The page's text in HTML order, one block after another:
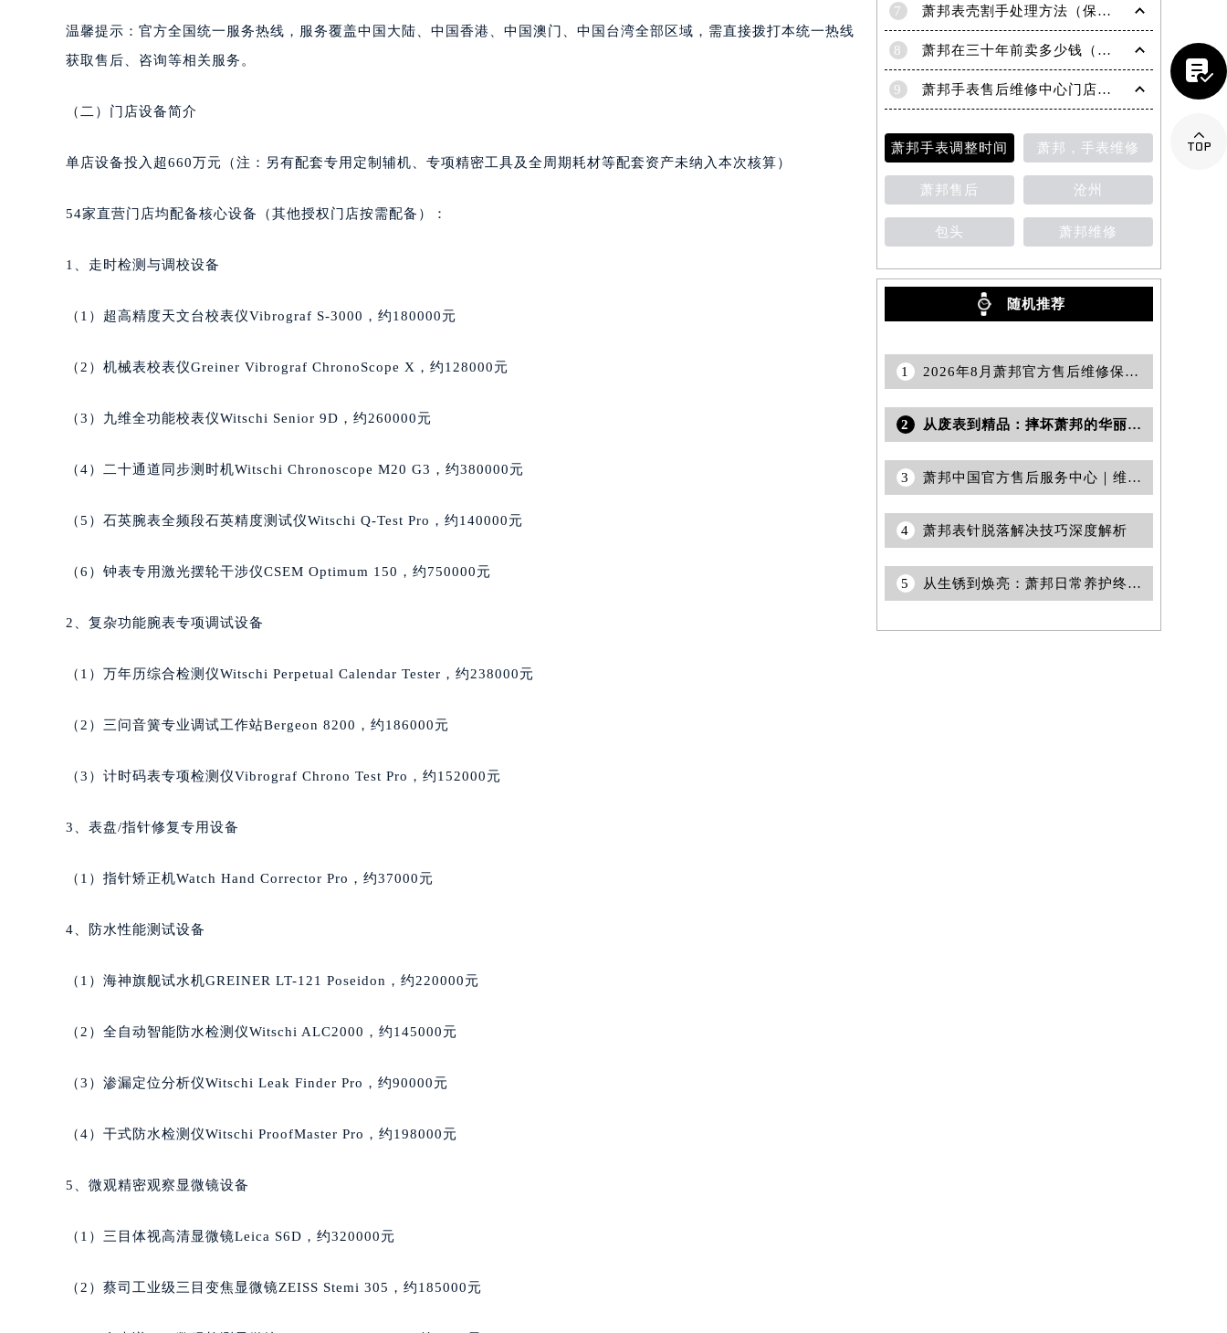
海口市龙华区金贸东路5号海口华润大厦B座17层1707室（需提前预约）
唐山市路南区新华东道100号万达广场写字楼A座10层1002室（需提前预约）
内蒙古自治区呼和浩特市玉泉区大学西街70号华润万象城写字楼（鄂尔多斯大厦）23层2326室（需提前预约）
重庆市解放碑渝中区民权路28号英利国际金融中心写字楼20层01室（需提前预约）
黑龙江省鹤岗市向阳区红军路萧邦售后服务中心（需提前预约）
黑龙江省鸡西市鸡冠区红军路萧邦售后服务中心（需提前预约）
黑龙江省牡丹江市东安区太平路萧邦售后服务中心（需提前预约）
黑龙江省齐齐哈尔市龙沙区龙华路萧邦售后服务中心（需提前预约）
黑龙江省绥化市北林区新华街与康庄路交叉口萧邦售后服务中心（需提前预约）
吉林省白城市洮北区明仁南街萧邦售后服务中心（需提前预约）
吉林省吉林市船营区河南街萧邦售后服务中心（需提前预约）
吉林省梅河口市新华街道梅河大街萧邦售后服务中心（需提前预约）
吉林省松原市宁江区五环大街萧邦售后服务中心（需提前预约）
吉林省延边市延吉市解放路萧邦售后服务中心（需提前预约）
辽宁省本溪市平山区胜利路萧邦售后服务中心（需提前预约）
辽宁省丹东市振兴区七经街萧邦售后服务中心（需提前预约）
辽宁省阜新市海州区解放大街萧邦售后服务中心（需提前预约）
辽宁省锦州市古塔区中央大街萧邦售后服务中心（需提前预约）
辽宁省盘锦市兴隆台区石油大街萧邦售后服务中心（需提前预约）
辽宁省营口市站前区市府路与渤海大街交叉口萧邦售后服务中心（需提前预约）
辽宁省沈阳市沈河区中街路83号亨得利名表维修授权店1楼萧邦售后服务中心（需提前预约）
北京市东城区东长安街1号王府井东方广场W3座6层602室萧邦售后服务中心（需提前预约）
内蒙古自治区阿拉善盟市左旗土尔扈特大街萧邦售后服务中心（需提前预约）
内蒙古自治区包头市青山区幸福路甲3号王府井百货名表维修萧邦售后服务中心（需提前预约）
内蒙古自治区鄂尔多斯市东胜区伊金霍洛街萧邦售后服务中心（需提前预约）
内蒙古自治区通辽市科尔沁区明仁大街萧邦售后服务中心（需提前预约）
温馨提示：官方全国统一服务热线，服务覆盖中国大陆、中国香港、中国澳门、中国台湾全部区域，需直接拨打本统一热线
获取售后、咨询等相关服务。
（二）门店设备简介
单店设备投入超660万元（注：另有配套专用定制辅机、专项精密工具及全周期耗材等配套资产未纳入本次核算）
54家直营门店均配备核心设备（其他授权门店按需配备）：
1、走时检测与调校设备
（1）超高精度天文台校表仪Vibrograf S-3000，约180000元
（2）机械表校表仪Greiner Vibrograf ChronoScope X，约128000元
（3）九维全功能校表仪Witschi Senior 9D，约260000元
（4）二十通道同步测时机Witschi Chronoscope M20 G3，约380000元
（5）石英腕表全频段石英精度测试仪Witschi Q-Test Pro，约140000元
（6）钟表专用激光摆轮干涉仪CSEM Optimum 150，约750000元
2、复杂功能腕表专项调试设备
（1）万年历综合检测仪Witschi Perpetual Calendar Tester，约238000元
（2）三问音簧专业调试工作站Bergeon 8200，约186000元
（3）计时码表专项检测仪Vibrograf Chrono Test Pro，约152000元
3、表盘/指针修复专用设备
（1）指针矫正机Watch Hand Corrector Pro，约37000元
4、防水性能测试设备
（1）海神旗舰试水机GREINER LT-121 Poseidon，约220000元
（2）全自动智能防水检测仪Witschi ALC2000，约145000元
（3）渗漏定位分析仪Witschi Leak Finder Pro，约90000元
（4）干式防水检测仪Witschi ProofMaster Pro，约198000元
5、微观精密观察显微镜设备
（1）三目体视高清显微镜Leica S6D，约320000元
（2）蔡司工业级三目变焦显微镜ZEISS Stemi 305，约185000元
7 萧邦表壳割手处理方法（保养与修复技巧指南）
8 萧邦在三十年前卖多少钱（名表价格变迁的历史洞察）
9 萧邦手表售后维修中心门店地址
萧邦手表调整时间 萧邦，手表维修
萧邦售后 沧州
包头 萧邦维修
随机推荐
1 2026年8月萧邦官方售后维修保养站点最新变动补充说明全文发布
2 从废表到精品：摔坏萧邦的华丽逆袭
3 萧邦中国官方售后服务中心｜维修地址及售后服务热线权威信息公示（2026年7月最新）
4 萧邦表针脱落解决技巧深度解析
5 从生锈到焕亮：萧邦日常养护终极指南

